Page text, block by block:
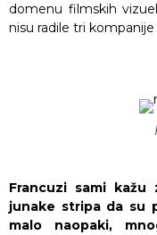
domenu filmskih
nisu radile tri
Francuzi sami
junake stripa da su
malo naopaki,